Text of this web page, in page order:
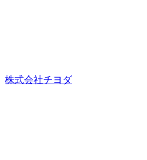
株式会社チヨダ